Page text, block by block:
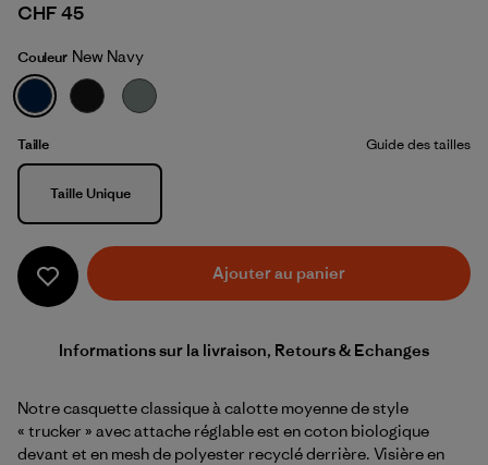
New Navy
CHF 45
Couleur New Navy
Taille Guide des tailles
Taille
Taille Unique
Ajouter au panier
Informations sur la livraison, Retours & Echanges
Notre casquette classique à calotte moyenne de style
« trucker » avec attache réglable est en coton biologique
devant et en mesh de polyester recyclé derrière. Visière en